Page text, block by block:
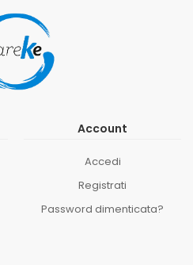
Account
Accedi
Registrati
Password dimenticata?